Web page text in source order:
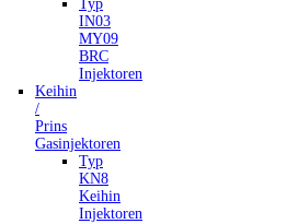
Typ
IN03
MY09
BRC
Injektoren
Keihin
/
Prins
Gasinjektoren
Typ
KN8
Keihin
Injektoren